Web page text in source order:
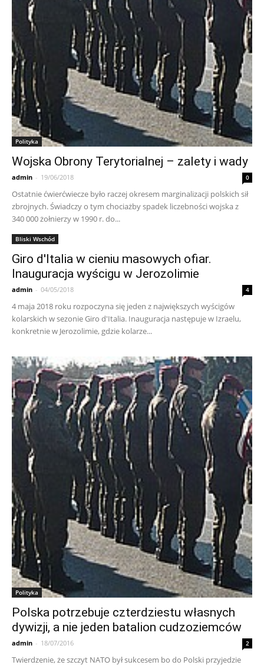
Polityka
Wojska Obrony Terytorialnej – zalety i wady
admin - 19/06/2018 0
Ostatnie ćwierćwiecze było raczej okresem marginalizacji polskich sił
zbrojnych. Świadczy o tym chociażby spadek liczebności wojska z
340 000 żołnierzy w 1990 r. do...
Bliski Wschód
Giro d'Italia w cieniu masowych ofiar.
Inauguracja wyścigu w Jerozolimie
admin - 04/05/2018 4
4 maja 2018 roku rozpoczyna się jeden z największych wyścigów
kolarskich w sezonie Giro d'Italia. Inauguracja następuje w Izraelu,
konkretnie w Jerozolimie, gdzie kolarze...
Polityka
Polska potrzebuje czterdziestu własnych
dywizji, a nie jeden batalion cudzoziemców
admin - 18/07/2016 2
Twierdzenie, że szczyt NATO był sukcesem bo do Polski przyjedzie